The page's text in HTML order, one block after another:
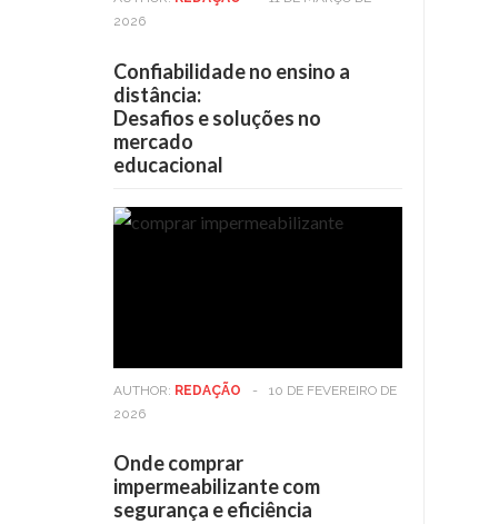
2026
Confiabilidade no ensino a
distância:
Desafios e soluções no
mercado
educacional
AUTHOR: REDAÇÃO -
10 DE FEVEREIRO DE
2026
Onde comprar
impermeabilizante com
segurança e eficiência